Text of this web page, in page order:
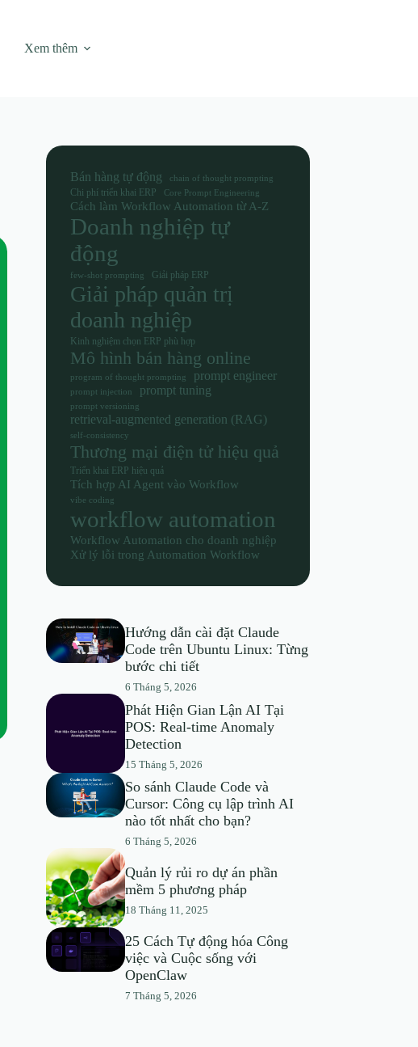
Xem thêm
Bán hàng tự động chain of thought prompting
Chi phí triển khai ERP Core Prompt Engineering
Cách làm Workflow Automation từ A-Z
Doanh nghiệp tự
động
few-shot prompting Giải pháp ERP
Giải pháp quản trị
doanh nghiệp
Kinh nghiệm chọn ERP phù hợp
Mô hình bán hàng online
program of thought prompting prompt engineer
prompt injection prompt tuning
prompt versioning
retrieval-augmented generation (RAG)
self-consistency
Thương mại điện tử hiệu quả
Triển khai ERP hiệu quả
Tích hợp AI Agent vào Workflow
vibe coding
workflow automation
Workflow Automation cho doanh nghiệp
Xử lý lỗi trong Automation Workflow
Hướng dẫn cài đặt Claude
Code trên Ubuntu Linux: Từng
bước chi tiết
6 Tháng 5, 2026
Phát Hiện Gian Lận AI Tại
POS: Real-time Anomaly
Detection
15 Tháng 5, 2026
So sánh Claude Code và
Cursor: Công cụ lập trình AI
nào tốt nhất cho bạn?
6 Tháng 5, 2026
Quản lý rủi ro dự án phần
mềm 5 phương pháp
18 Tháng 11, 2025
25 Cách Tự động hóa Công
việc và Cuộc sống với
OpenClaw
7 Tháng 5, 2026